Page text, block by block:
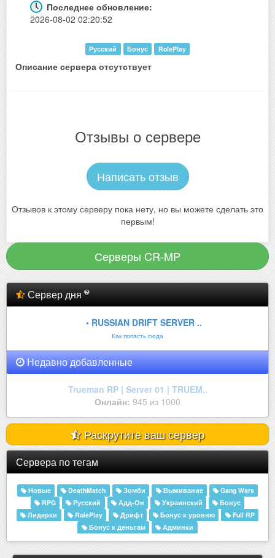
Последнее обновление:
2026-08-02 02:20:52
Русский Бонус RolePlay
Описание сервера отсутствует
Отзывы о сервере
Написать отзыв
Отзывов к этому серверу пока нету, но вы можете сделать это
первым!
Серверы CR-MP
Сервер дня
• RUSSIAN DRIFT SERVER ..
Как попасть сюда
Недавно добавленные
Trueman RP | Server 01 | TRUEM..
Онлайн: 945 из 1000
Раскрутите ваш сервер
Сервера по тегам
Новые DeathMatch Зомби Выживание
Gang Wars
RPG
Русский Адд-Он Украинский
Бонус
Лидерки
RolePlay Дрифт Бонус к уровню
Full RP
Бонус к деньгам
Админки